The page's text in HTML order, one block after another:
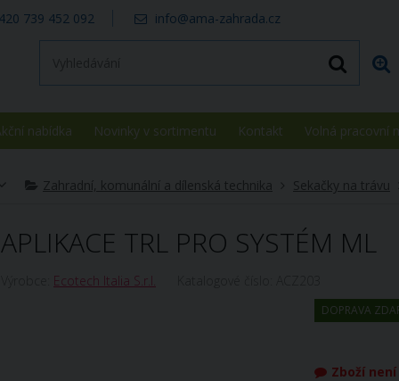
739 452 092 info@ama-zahrada.cz
nabídka Novinky v sortimentu Kontakt Volná pracovní
Zahradní, komunální a dílenská technika Sekačky na trávu
APLIKACE TRL PRO SYSTÉM ML
Ecotech Italia S.r.l.
DOPRAVA
Zboží